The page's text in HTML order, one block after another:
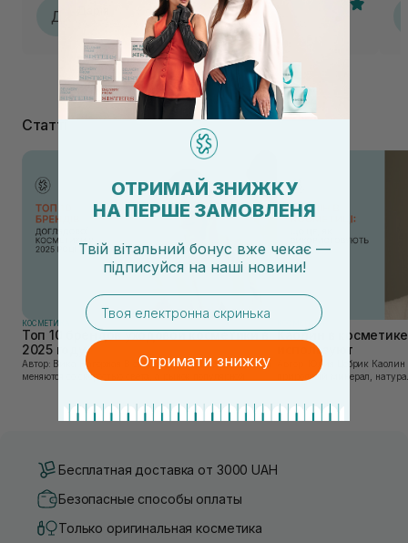
Д 30.07.2026, 00:24
Статті
КОСМЕТИКА
Топ 10 брендов уходовой косметики в
2025 году
Автор: Вика Нагорная В современном мире, где тренды
меняются со скоростью света, а рынок популярной
средства для ухода становится настоящим вызовом....
КОСМЕТИКА
Каолин в
используют
Автор: Юлия Цебрик Каолин в косметологии – это
природный минерал,
головы, благодаря
Бесплатная доставка от 3000 UAH
Безопасные способы оплаты
Только оригинальная косметика
ОТРИМАЙ ЗНИЖКУ
НА ПЕРШЕ ЗАМОВЛЕНЯ
Твій вітальний бонус вже чекає —
підписуйся на наші новини!
email
Отримати знижку